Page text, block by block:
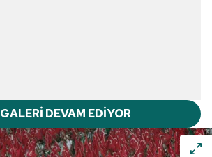
GALERİ DEVAM EDİYOR